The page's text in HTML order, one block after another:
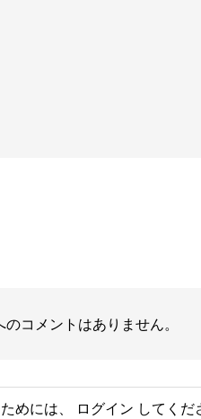
コメントはありません。
めには、 ログイン してくだ